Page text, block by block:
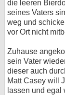
die leeren
seines Vaters
weg und
vor Ort nicht
Zuhause
sein Vater
dieser auch
Matt Casey will
lassen und egal